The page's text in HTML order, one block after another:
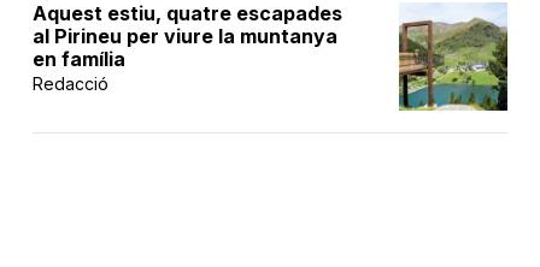
Aquest estiu, quatre escapades
al Pirineu per viure la muntanya
en família
Redacció